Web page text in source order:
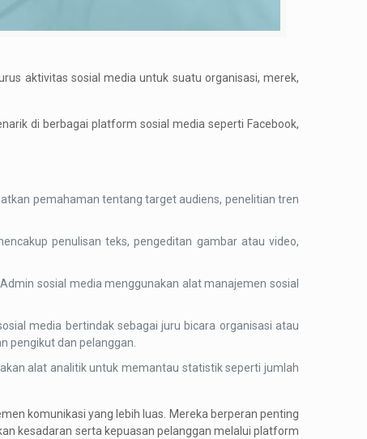
aktivitas sosial media untuk suatu organisasi, merek,
di berbagai platform sosial media seperti Facebook,
pemahaman tentang target audiens, penelitian tren
penulisan teks, pengeditan gambar atau video,
sosial media menggunakan alat manajemen sosial
media bertindak sebagai juru bicara organisasi atau
pengikut dan pelanggan.
alat analitik untuk memantau statistik seperti jumlah
komunikasi yang lebih luas. Mereka berperan penting
kesadaran serta kepuasan pelanggan melalui platform